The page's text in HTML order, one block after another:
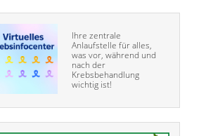
Ihre zentrale
Anlaufstelle für alles,
was vor, während und
nach der
Krebsbehandlung
wichtig ist!